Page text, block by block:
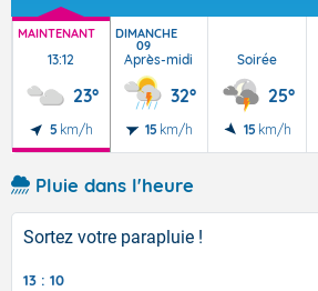
MAINTENANT
13:12
23°
5 km/h
DIMANCHE
09
Après-midi
32°
15 km/h
Soirée
25°
15 km/h
Pluie dans l'heure
Sortez votre parapluie !
13 : 10